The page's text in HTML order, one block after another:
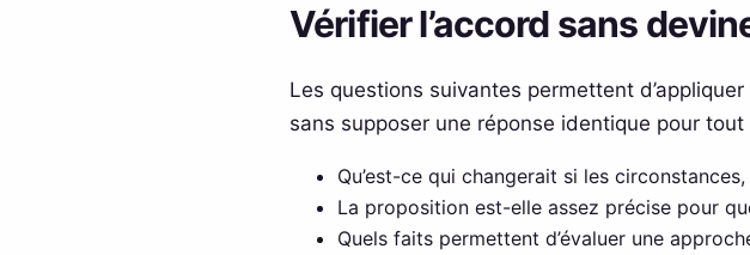
Vérifier l’accord sans
Les questions suivantes permettent
sans supposer une réponse identique pour tout
Qu’est-ce qui changerait si les
La proposition est-elle assez précise pour
Quels faits permettent d’évaluer une